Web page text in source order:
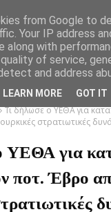
Τι δήλωσε ο ΥΕΘΑ για
στρατιωτικές
ΥΕΘΑ για
ποτ. Έβρο
from Google to
Your IP address
along with
of service,
and address
LEARN MORE GOT IT